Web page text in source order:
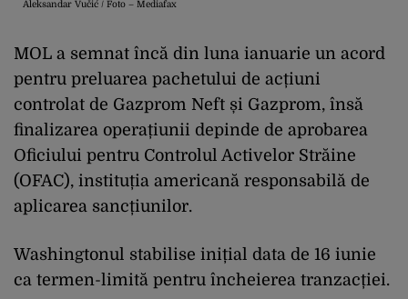
Aleksandar Vučić / Foto – Mediafax
MOL a semnat încă din luna ianuarie un acord
pentru preluarea pachetului de acțiuni
controlat de Gazprom Neft și Gazprom, însă
finalizarea operațiunii depinde de aprobarea
Oficiului pentru Controlul Activelor Străine
(OFAC), instituția americană responsabilă de
aplicarea sancțiunilor.
Washingtonul stabilise inițial data de 16 iunie
ca termen-limită pentru încheierea tranzacției.